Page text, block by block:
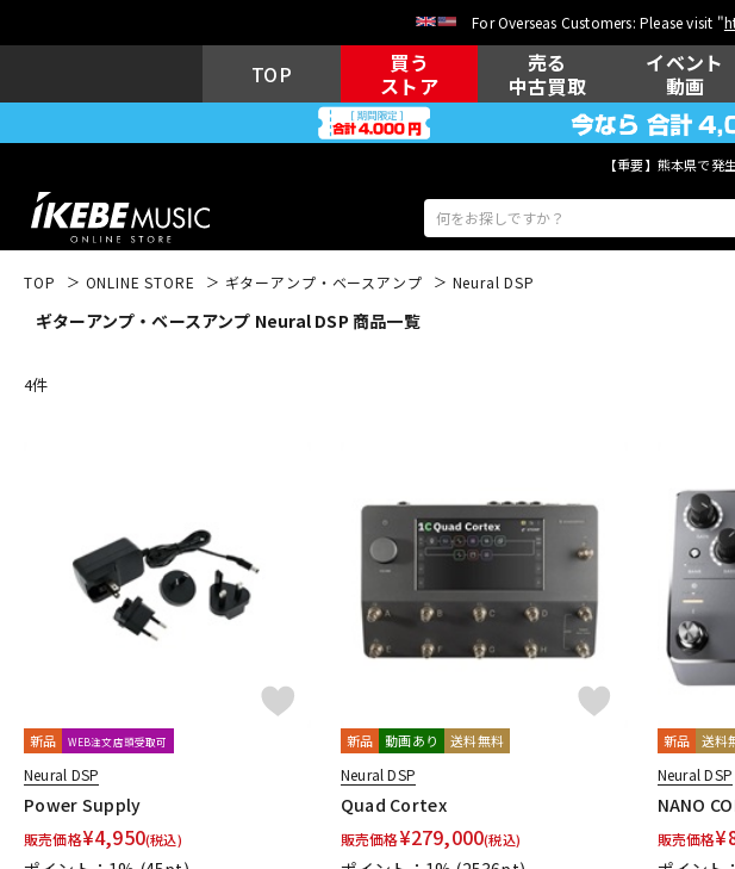
For Overseas Customers: Please visit "
TOP
買う
ストア
売る
中古買取
イベント
動画
【重要】熊本県で
アコギ/エレ
DJ機器 DTM DTM オ
イン納品
ヴィンテージ
TOP ONLINE STORE ギターアンプ・ベースアンプ Neural DSP
ギターアンプ・ベースアンプ Neural DSP 商品一覧
4件
新品 WEB注文店頭受取可
Neural DSP
Power Supply
販売価格¥4,950(税込)
新品 動画あり 送料無料
Neural DSP
Quad Cortex
販売価格¥279,000(税込)
新品 送料
Neural DSP
NANO
販売価格¥